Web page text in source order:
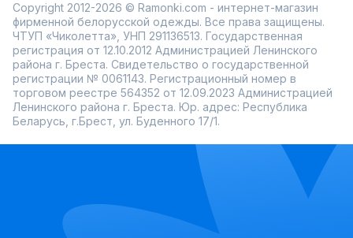
Copyright 2012-2026 © Ramonki.com - интернет-магазин
фирменной белорусской одежды. Все права защищены.
ЧТУП «Чиколетта», УНП 291136513. Государственная
регистрация от 12.10.2012 Администрацией Ленинского
района г. Бреста. Свидетельство о государственной
регистрации № 0061143. Регистрационный номер в
торговом реестре 564352 от 12.09.2023 Администрацией
Ленинского района г. Бреста. Юр. адрес: Республика
Беларусь, г.Брест, ул. Буденного 17/1.